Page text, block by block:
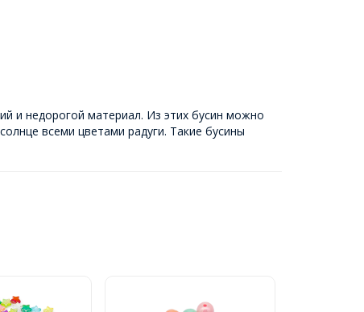
и недорогой материал. Из этих бусин можно
всеми цветами радуги. Такие бусины